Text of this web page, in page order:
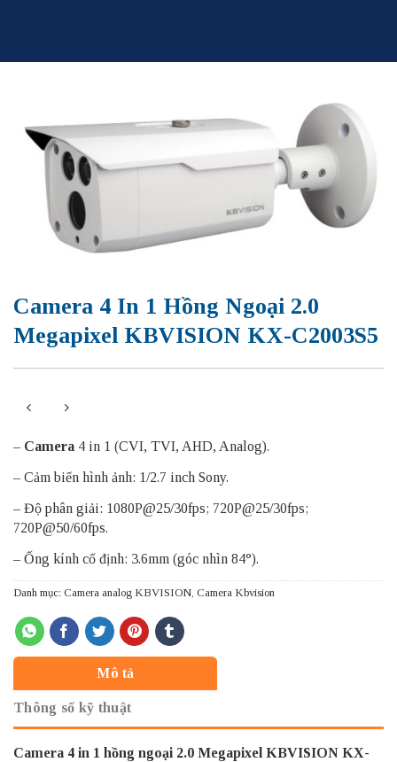
Camera 4 In 1 Hồng Ngoại 2.0
Megapixel KBVISION KX-C2003S5
– Camera 4 in 1 (CVI, TVI, AHD, Analog).
– Cảm biến hình ảnh: 1/2.7 inch Sony.
– Độ phân giải: 1080P@25/30fps; 720P@25/30fps;
720P@50/60fps.
– Ống kính cố định: 3.6mm (góc nhìn 84°).
Danh mục: Camera analog KBVISION, Camera Kbvision
Mô tả
Thông số kỹ thuật
Camera 4 in 1 hồng ngoại 2.0 Megapixel KBVISION KX-